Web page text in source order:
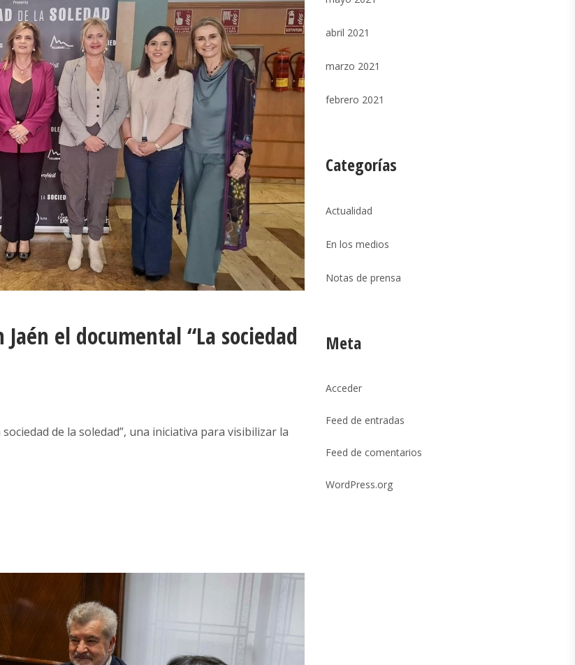
el documental “La sociedad
de la soledad”, una iniciativa para visibilizar la
abril 2021
marzo 2021
febrero 2021
Categorías
Actualidad
En los medios
Notas de prensa
Meta
Acceder
Feed de entradas
Feed de comentarios
WordPress.org